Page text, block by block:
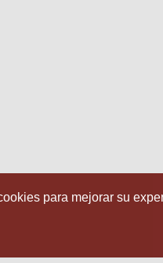
para mejorar su